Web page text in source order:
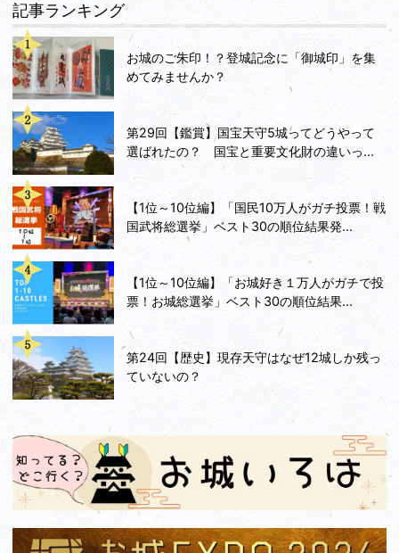
記事ランキング
お城のご朱印！？登城記念に「御城印」を集
めてみませんか？
第29回【鑑賞】国宝天守5城ってどうやって
選ばれたの？ 国宝と重要文化財の違いっ...
【1位～10位編】「国民10万人がガチ投票！戦
国武将総選挙」ベスト30の順位結果発...
【1位～10位編】「お城好き１万人がガチで投
票！お城総選挙」ベスト30の順位結果...
第24回【歴史】現存天守はなぜ12城しか残っ
ていないの？